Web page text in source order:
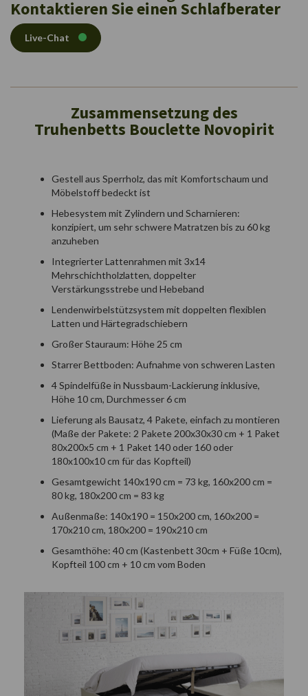
Kontaktieren Sie einen Schlafberater
Live-Chat
Zusammensetzung des
Truhenbetts Bouclette Novopirit
Gestell aus Sperrholz, das mit Komfortschaum und
Möbelstoff bedeckt ist
Hebesystem mit Zylindern und Scharnieren:
konzipiert, um sehr schwere Matratzen bis zu 60 kg
anzuheben
Integrierter Lattenrahmen mit 3x14
Mehrschichtholzlatten, doppelter
Verstärkungsstrebe und Hebeband
Lendenwirbelstützsystem mit doppelten flexiblen
Latten und Härtegradschiebern
Großer Stauraum: Höhe 25 cm
Starrer Bettboden: Aufnahme von schweren Lasten
4 Spindelfüße in Nussbaum-Lackierung inklusive,
Höhe 10 cm, Durchmesser 6 cm
Lieferung als Bausatz, 4 Pakete, einfach zu montieren
(Maße der Pakete: 2 Pakete 200x30x30 cm + 1 Paket
80x200x5 cm + 1 Paket 140 oder 160 oder
180x100x10 cm für das Kopfteil)
Gesamtgewicht 140x190 cm = 73 kg, 160x200 cm =
80 kg, 180x200 cm = 83 kg
Außenmaße: 140x190 = 150x200 cm, 160x200 =
170x210 cm, 180x200 = 190x210 cm
Gesamthöhe: 40 cm (Kastenbett 30cm + Füße 10cm),
Kopfteil 100 cm + 10 cm vom Boden